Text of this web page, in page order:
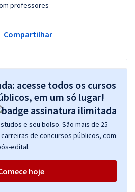
professores
Compartilhar
acesse todos os cursos
em um só lugar!
e seu bolso. São mais de 25
de concursos públicos, com
edital.
hoje